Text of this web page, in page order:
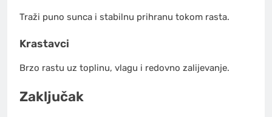
Traži puno sunca i stabilnu prihranu tokom rasta.
Krastavci
Brzo rastu uz toplinu, vlagu i redovno zalijevanje.
Zaključak